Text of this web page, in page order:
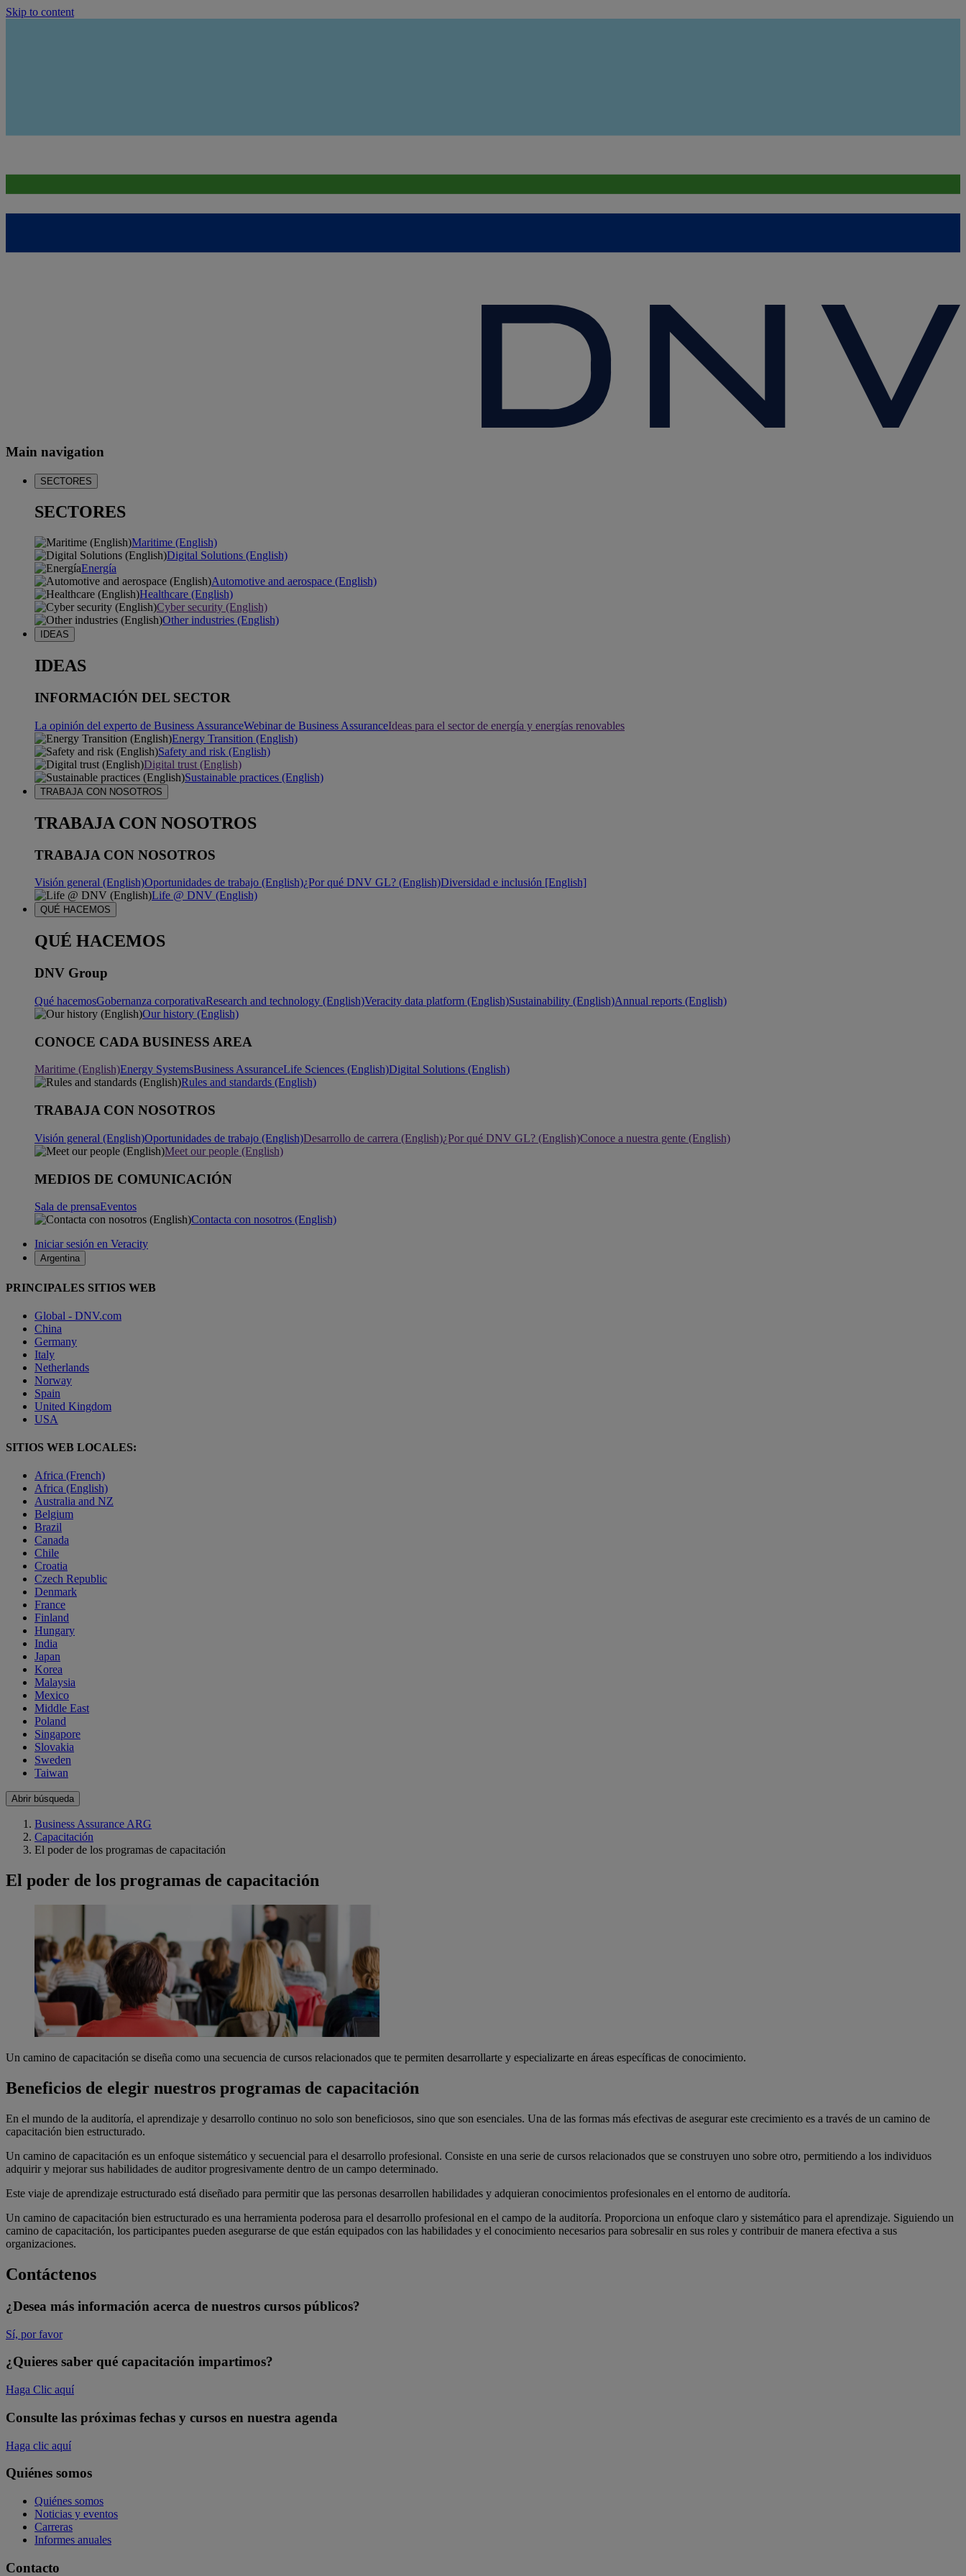
Skip to content
Main navigation
SECTORES
SECTORES
Maritime (English)
Digital Solutions (English)
Energía
Automotive and aerospace (English)
Healthcare (English)
Cyber security (English)
Other industries (English)
IDEAS
IDEAS
INFORMACIÓN DEL SECTOR
La opinión del experto de Business AssuranceWebinar de Business AssuranceIdeas para el sector de energía y energías renovables
Energy Transition (English)
Safety and risk (English)
Digital trust (English)
Sustainable practices (English)
TRABAJA CON NOSOTROS
TRABAJA CON NOSOTROS
TRABAJA CON NOSOTROS
Visión general (English)Oportunidades de trabajo (English)¿Por qué DNV GL? (English)Diversidad e inclusión [English]
Life @ DNV (English)
QUÉ HACEMOS
QUÉ HACEMOS
DNV Group
Qué hacemosGobernanza corporativaResearch and technology (English)Veracity data platform (English)Sustainability (English)Annual reports (English)
Our history (English)
CONOCE CADA BUSINESS AREA
Maritime (English)Energy SystemsBusiness AssuranceLife Sciences (English)Digital Solutions (English)
Rules and standards (English)
TRABAJA CON NOSOTROS
Visión general (English)Oportunidades de trabajo (English)Desarrollo de carrera (English)¿Por qué DNV GL? (English)Conoce a nuestra gente (English)
Meet our people (English)
MEDIOS DE COMUNICACIÓN
Sala de prensaEventos
Contacta con nosotros (English)
Iniciar sesión en Veracity
Argentina
PRINCIPALES SITIOS WEB
Global - DNV.com
China
Germany
Italy
Netherlands
Norway
Spain
United Kingdom
USA
SITIOS WEB LOCALES:
Africa (French)
Africa (English)
Australia and NZ
Belgium
Brazil
Canada
Chile
Croatia
Czech Republic
Denmark
France
Finland
Hungary
India
Japan
Korea
Malaysia
Mexico
Middle East
Poland
Singapore
Slovakia
Sweden
Taiwan
Abrir búsqueda
Business Assurance ARG
Capacitación
El poder de los programas de capacitación
El poder de los programas de capacitación
Un camino de capacitación se diseña como una secuencia de cursos relacionados que te permiten desarrollarte y especializarte en áreas específicas de conocimiento.
Beneficios de elegir nuestros programas de capacitación
En el mundo de la auditoría, el aprendizaje y desarrollo continuo no solo son beneficiosos, sino que son esenciales. Una de las formas más efectivas de asegurar este crecimiento es a través de un camino de
capacitación bien estructurado.
Un camino de capacitación es un enfoque sistemático y secuencial para el desarrollo profesional. Consiste en una serie de cursos relacionados que se construyen uno sobre otro, permitiendo a los individuos
adquirir y mejorar sus habilidades de auditor progresivamente dentro de un campo determinado.
Este viaje de aprendizaje estructurado está diseñado para permitir que las personas desarrollen habilidades y adquieran conocimientos profesionales en el entorno de auditoría.
Un camino de capacitación bien estructurado es una herramienta poderosa para el desarrollo profesional en el campo de la auditoría. Proporciona un enfoque claro y sistemático para el aprendizaje. Siguiendo un
camino de capacitación, los participantes pueden asegurarse de que están equipados con las habilidades y el conocimiento necesarios para sobresalir en sus roles y contribuir de manera efectiva a sus
organizaciones.
Contáctenos
¿Desea más información acerca de nuestros cursos públicos?
Sí, por favor
¿Quieres saber qué capacitación impartimos?
Haga Clic aquí
Consulte las próximas fechas y cursos en nuestra agenda
Haga clic aquí
Quiénes somos
Quiénes somos
Noticias y eventos
Carreras
Informes anuales
Contacto